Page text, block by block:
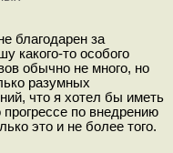
благодарен за
какого-то особого
обычно не много, но
разумных
что я хотел бы иметь
по внедрению
это и не более того.